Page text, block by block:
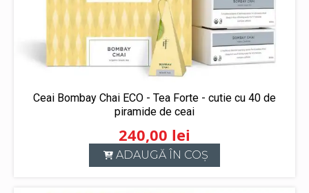
Ceai Bombay Chai ECO - Tea Forte - cutie cu 40 de
piramide de ceai
240,00 lei
ADAUGĂ ÎN COȘ